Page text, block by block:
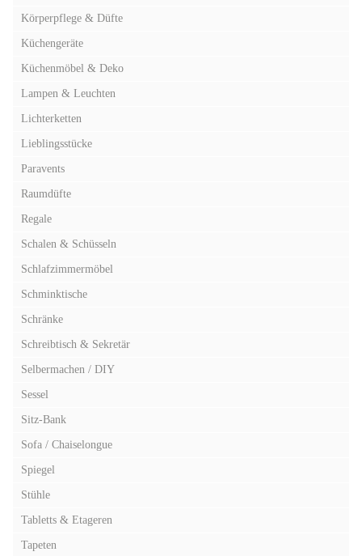
Körperpflege & Düfte
Küchengeräte
Küchenmöbel & Deko
Lampen & Leuchten
Lichterketten
Lieblingsstücke
Paravents
Raumdüfte
Regale
Schalen & Schüsseln
Schlafzimmermöbel
Schminktische
Schränke
Schreibtisch & Sekretär
Selbermachen / DIY
Sessel
Sitz-Bank
Sofa / Chaiselongue
Spiegel
Stühle
Tabletts & Etageren
Tapeten